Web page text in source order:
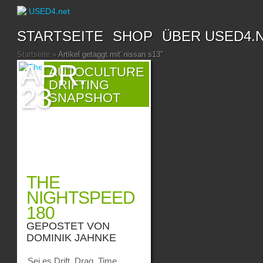
STARTSEITE SHOP ÜBER
Startseite » Artikel getaggt mit"nissan s13"
AUTOCULTURE
DRIFTING
SNAPSHOT
APR.
23
THE
NIGHTSPEED
180
GEPOSTET VON
DOMINIK JAHNKE
Sei es Drift, Drag, Time